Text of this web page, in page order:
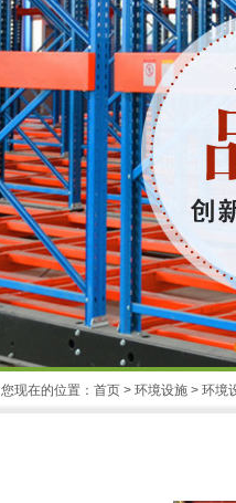
您现在的位置： 首页 > 环境设施 > 环境